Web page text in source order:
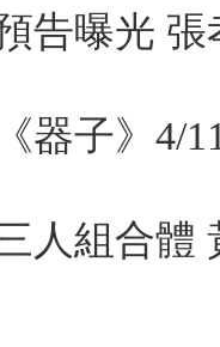
告曝光
器子》4/
人組合